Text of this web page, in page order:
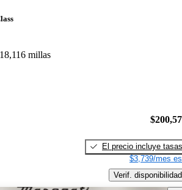
18,116 millas
El precio incluye tasas
$3,739/mes
Verif. disponibilidad